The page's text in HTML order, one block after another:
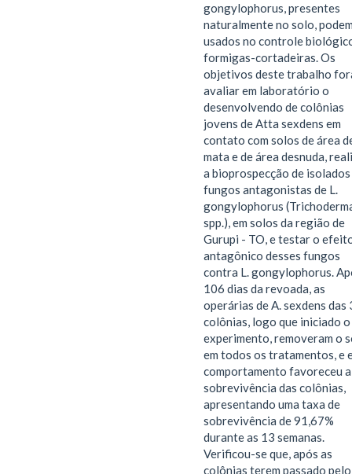
gongylophorus, presentes
naturalmente no solo,
usados no controle
formigas-cortadeiras. Os
objetivos deste trabalho
avaliar em laboratório o
desenvolvendo de colônias
jovens de Atta sexdens em
contato com solos de área
mata e de área desnuda,
a bioprospecção de isolados
fungos antagonistas de L.
gongylophorus
spp.), em solos da região de
Gurupi - TO, e testar o
antagônico desses fungos
contra L. gongylophorus.
106 dias da revoada, as
operárias de A. sexdens das
colônias, logo que iniciado o
experimento, removeram o
em todos os tratamentos, e
comportamento favoreceu a
sobrevivência das colônias,
apresentando uma taxa de
sobrevivência de 91,67%
durante as 13 semanas.
Verificou-se que, após as
colônias terem passado pelo